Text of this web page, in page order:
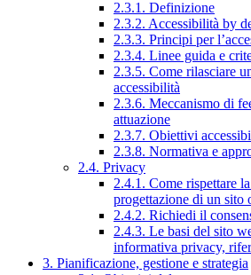
2.3.1. Definizione
2.3.2. Accessibilità by
2.3.3. Principi per
2.3.4. Linee guida e
2.3.5. Come rilasciare
accessibilità
2.3.6. Meccanismo di
attuazione
2.3.7. Obiettivi
2.3.8. Normativa e
2.4. Privacy
2.4.1. Come rispettare
progettazione di un sito
2.4.2. Richiedi il
2.4.3. Le basi del sito
informativa privacy,
3. Pianificazione, gestione e strategia